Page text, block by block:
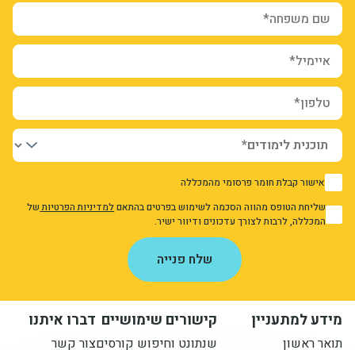
שם משפחה*
איימיל*
טלפון*
1 אישור קבלת חומר פרסומי מהמכללה
1
אני מאשר/ת את מדיניות הפרטיות
שליחת הטופס מהווה הסכמה לשימוש בפרטים בהתאםלמדיניות הפרטיותשל
המכללה, לרבות לצורך עדכונים ודיוור ישיר.
שלח פנייה
מידע למתעניין
תואר ראשון
קישורים שימושיים
שנתונט וחיפוש קורסים
דברו איתנו
צור קשר